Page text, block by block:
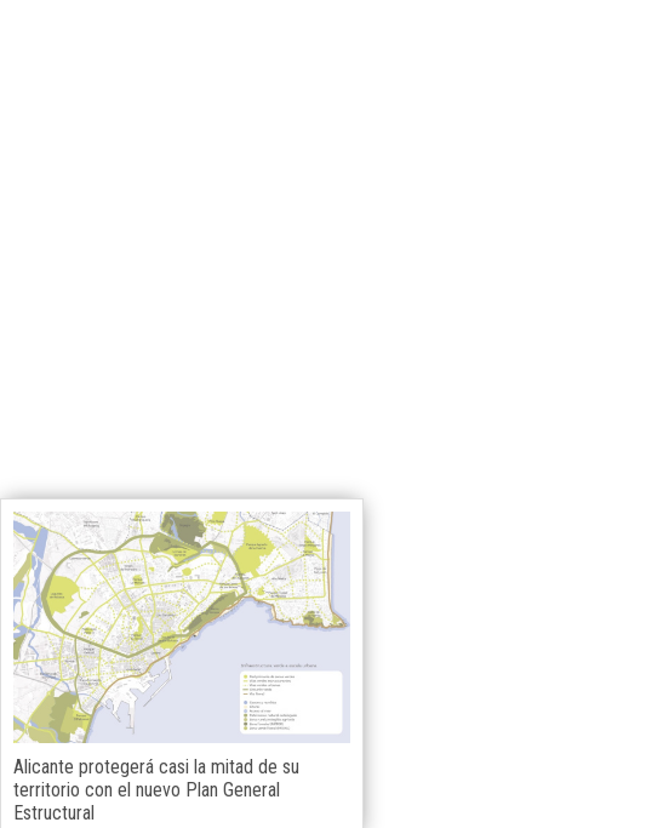
Alicante protegerá casi la mitad de su
territorio con el nuevo Plan General
Estructural